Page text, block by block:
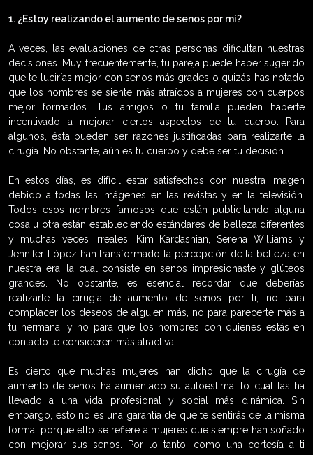
1. ¿Estoy realizando el aumento de senos por mí?
A veces, las evaluaciones de otras personas dificultan nuestras
decisiones. Muy frecuentemente, tu pareja puede haber sugerido
que te lucirías mejor con senos más grades o quizás has notado
que los hombres se siente más atraídos a mujeres con cuerpos
mejor formados. Tus amigos o tu familia pueden haberte
incentivado a mejorar ciertos aspectos de tu cuerpo. Para
algunos, ésta pueden ser razones justificadas para realizarte la
cirugía. No obstante, aún es tu cuerpo y debe ser tu decisión.
En estos días, es difícil estar satisfechos con nuestra imagen
debido a todas las imágenes en las revistas y en la televisión.
Todos esos nombres famosos que están publicitando alguna
cosa u otra están estableciendo estándares de belleza diferentes
y muchas veces irreales. Kim Kardashian, Serena Williams y
Jennifer López han transformado la percepción de la belleza en
nuestra era, la cual consiste en senos impresionaste y glúteos
grandes. No obstante, es esencial recordar que deberías
realizarte la cirugía de aumento de senos por ti, no para
complacer los deseos de alguien más, no para parecerte más a
tu hermana, y no para que los hombres con quienes estás en
contacto te consideren más atractiva.
Es cierto que muchas mujeres han dicho que la cirugía de
aumento de senos ha aumentado su autoestima, lo cual las ha
llevado a una vida profesional y social más dinámica. Sin
embargo, esto no es una garantía de que te sentirás de la misma
forma, porque ello se refiere a mujeres que siempre han soñado
con mejorar sus senos. Por lo tanto, como una cortesía a ti